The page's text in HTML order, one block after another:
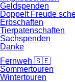
Geldspenden
Doppelt Freude
Erbschaften
Tierpatenschaften
Sachspenden
Danke
Fernweh 🇸🇪
Sommertouren
Wintertouren